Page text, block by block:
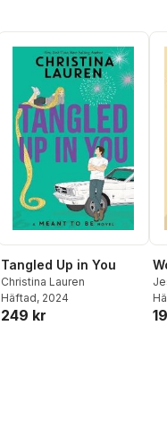
Tangled Up in You
Christina Lauren
Häftad, 2024
249 kr